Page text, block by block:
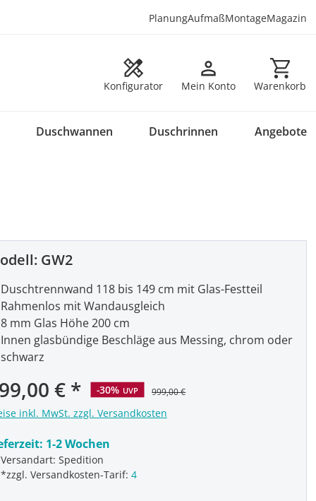
PlanungAufmaßMontageMagazin
Konfigurator Mein Konto Warenkorb
Warenkorb
Duschwannen Duschrinnen Angebote
GW2
€ -30% UVP 999,00 €
inkl. MwSt. zzgl. Versandkosten
1-2 Wochen
Versandart: Spedition
*zzgl. Versandkosten-Tarif:4
Duschtrennwand 118 bis 149 cm mit Glas-Festteil
Rahmenlos mit Wandausgleich
8 mm Glas Höhe 200 cm
Innen glasbündige Beschläge aus Messing, chrom oder
schwarz